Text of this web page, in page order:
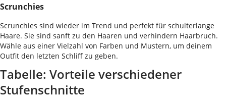
Scrunchies
Scrunchies sind wieder im Trend und perfekt für schulterlange
Haare. Sie sind sanft zu den Haaren und verhindern Haarbruch.
Wähle aus einer Vielzahl von Farben und Mustern, um deinem
Outfit den letzten Schliff zu geben.
Tabelle: Vorteile verschiedener
Stufenschnitte